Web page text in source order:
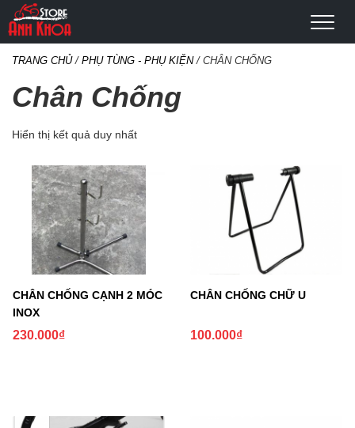
TRANG CHỦ/ PHỤ TÙNG - PHỤ KIỆN/ CHÂN CHỐNG
Chân Chống
Hiển thị kết quả duy nhất
CHÂN CHỐNG CẠNH 2 MÓC
INOX
230.000₫
CHÂN CHỐNG CHỮ U
100.000₫